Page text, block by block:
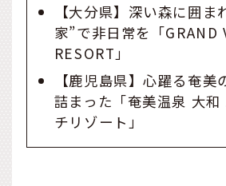
【大分県】深い森に囲ま
家”で非日常を「GRAND
RESORT」
【鹿児島県】心躍る奄美
詰まった「奄美温泉 大和
チリゾート」